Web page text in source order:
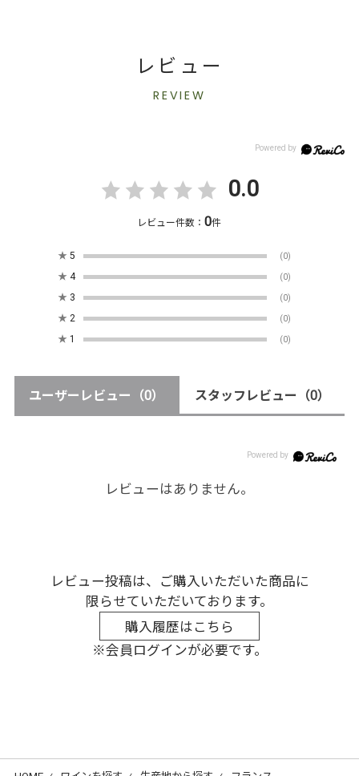
レビュー
REVIEW
0.0
レビュー件数：0件
★ 5 (0)
★ 4 (0)
★ 3 (0)
★ 2 (0)
★ 1 (0)
ユーザーレビュー （0） スタッフレビュー （0）
レビューはありません。
レビュー投稿は、ご購入いただいた商品に
限らせていただいております。
購入履歴はこちら
※会員ログインが必要です。